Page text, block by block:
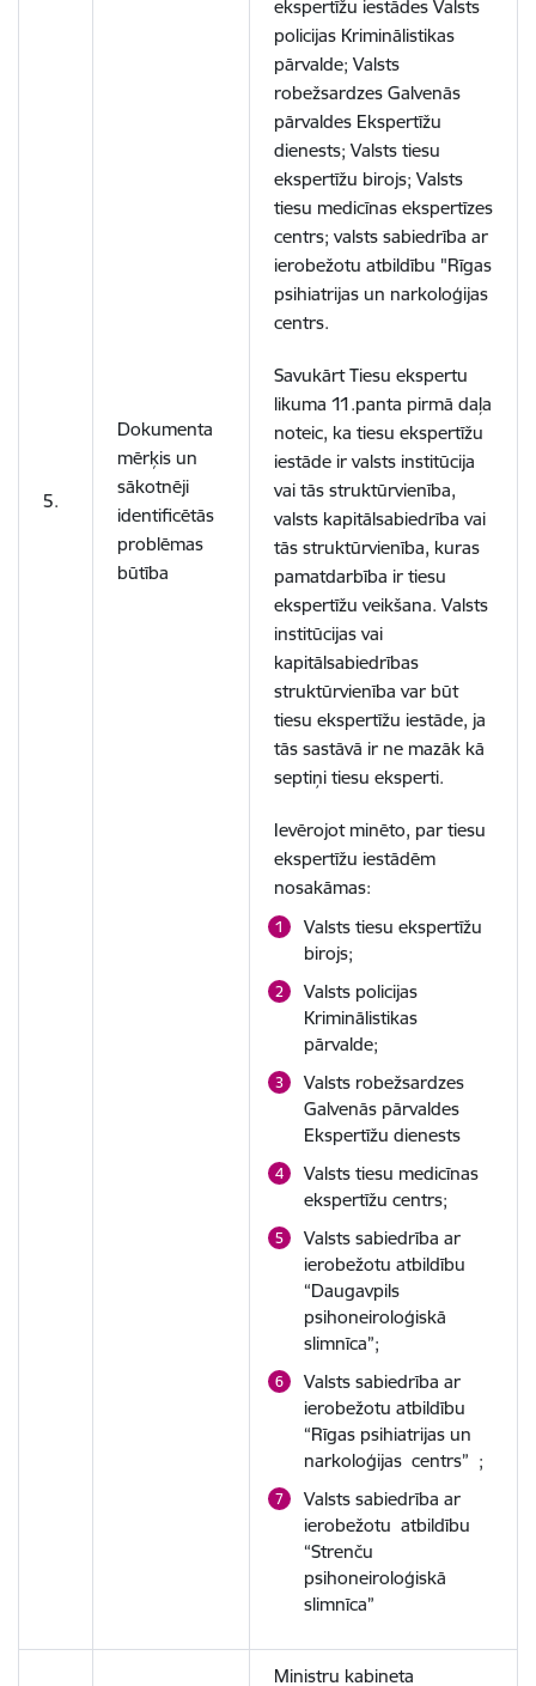
5.
Dokumenta
mērķis un
sākotnēji
identificētās
problēmas
būtība
ekspertīžu iestādes Valsts
policijas Kriminālistikas
pārvalde; Valsts
robežsardzes Galvenās
pārvaldes Ekspertīžu
dienests; Valsts tiesu
ekspertīžu birojs; Valsts
tiesu medicīnas ekspertīzes
centrs; valsts sabiedrība ar
ierobežotu atbildību "Rīgas
psihiatrijas un narkoloģijas
centrs.
Savukārt Tiesu ekspertu
likuma 11.panta pirmā daļa
noteic, ka tiesu ekspertīžu
iestāde ir valsts institūcija
vai tās struktūrvienība,
valsts kapitālsabiedrība vai
tās struktūrvienība, kuras
pamatdarbība ir tiesu
ekspertīžu veikšana. Valsts
institūcijas vai
kapitālsabiedrības
struktūrvienība var būt
tiesu ekspertīžu iestāde, ja
tās sastāvā ir ne mazāk kā
septiņi tiesu eksperti.
Ievērojot minēto, par tiesu
ekspertīžu iestādēm
nosakāmas:
Valsts tiesu ekspertīžu
birojs;
Valsts policijas
Kriminālistikas
pārvalde;
Valsts robežsardzes
Galvenās pārvaldes
Ekspertīžu dienests
Valsts tiesu medicīnas
ekspertīžu centrs;
Valsts sabiedrība ar
ierobežotu atbildību
“Daugavpils
psihoneiroloģiskā
slimnīca”;
Valsts sabiedrība ar
ierobežotu atbildību
“Rīgas psihiatrijas un
narkoloģijas centrs” ;
Valsts sabiedrība ar
ierobežotu atbildību
“Strenču
psihoneiroloģiskā
slimnīca”
Ministru kabineta